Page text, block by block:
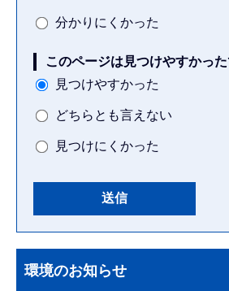
分かりにくかった
このページは見つけやすかっ
見つけやすかった
どちらとも言えない
見つけにくかった
文
環境のお知らせ